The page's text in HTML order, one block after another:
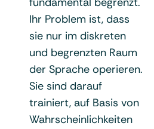
Ihr Problem ist, dass
sie nur im diskreten
und begrenzten Raum
der Sprache operieren.
Sie sind darauf
trainiert, auf Basis von
Wahrscheinlichkeiten